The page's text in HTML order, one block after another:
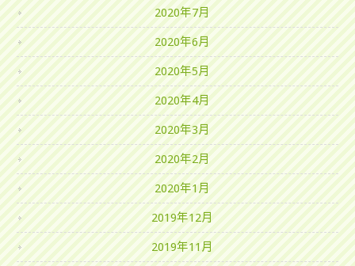
2020年7月
2020年6月
2020年5月
2020年4月
2020年3月
2020年2月
2020年1月
2019年12月
2019年11月